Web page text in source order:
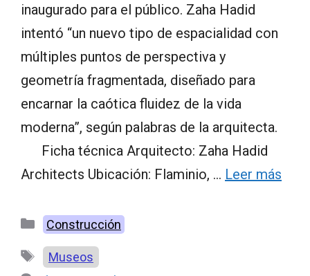
inaugurado para el público. Zaha Hadid
intentó “un nuevo tipo de espacialidad con
múltiples puntos de perspectiva y
geometría fragmentada, diseñado para
encarnar la caótica fluidez de la vida
moderna”, según palabras de la arquitecta.
Ficha técnica Arquitecto: Zaha Hadid
Architects Ubicación: Flaminio, … Leer más
Categorías
Construcción
Etiquetas
Museos